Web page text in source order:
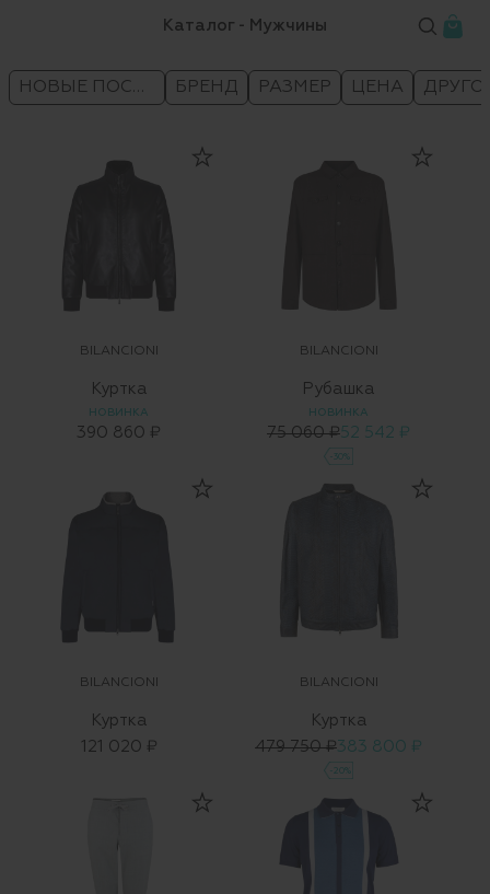
Каталог - Мужчины
НОВЫЕ ПОСТУПЛЕНИЯ БРЕНД РАЗМЕР ЦЕНА
BILANCIONI
Куртка
НОВИНКА
390 860 ₽
BILANCIONI
Рубашка
НОВИНКА
75 060 ₽52 542 ₽
-30%
BILANCIONI
Куртка
121 020 ₽
BILANCIONI
Куртка
479 750 ₽383 800 ₽
-20%